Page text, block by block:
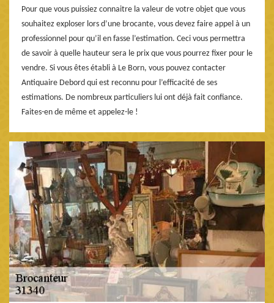
Pour que vous puissiez connaitre la valeur de votre objet que vous
souhaitez exploser lors d’une brocante, vous devez faire appel à un
professionnel pour qu’il en fasse l’estimation. Ceci vous permettra
de savoir à quelle hauteur sera le prix que vous pourrez fixer pour le
vendre. Si vous êtes établi à Le Born, vous pouvez contacter
Antiquaire Debord qui est reconnu pour l’efficacité de ses
estimations. De nombreux particuliers lui ont déjà fait confiance.
Faites-en de même et appelez-le !